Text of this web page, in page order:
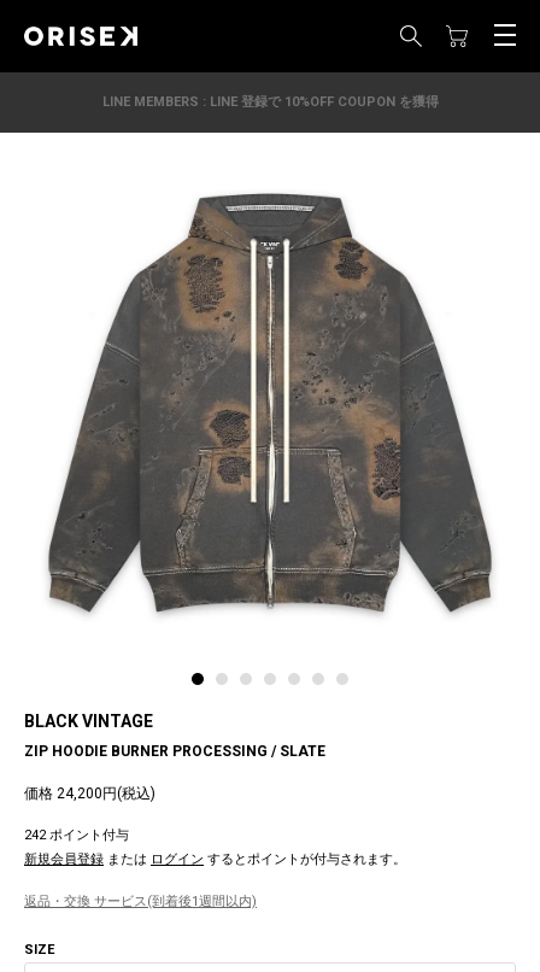
LINE MEMBERS : LINE 登録で 10%OFF COUPON を獲得
BLACK VINTAGE
ZIP HOODIE BURNER PROCESSING / SLATE
価格 24,200円(税込)
242 ポイント付与
新規会員登録 または ログイン するとポイントが付与されます。
返品・交換 サービス(到着後1週間以内)
SIZE